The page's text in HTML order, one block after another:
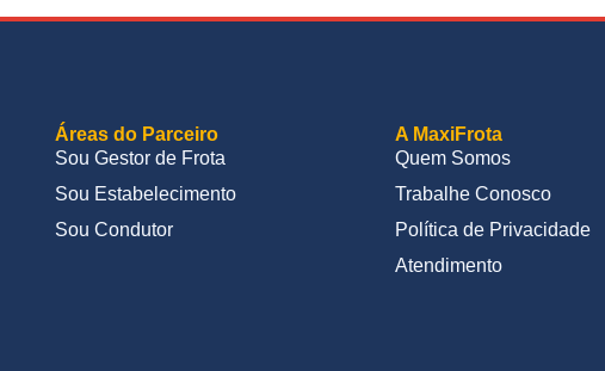
Áreas do Parceiro
Sou Gestor de Frota
Sou Estabelecimento
Sou Condutor
A MaxiFrota
Quem Somos
Trabalhe Conosco
Política de Privacidade
Atendimento